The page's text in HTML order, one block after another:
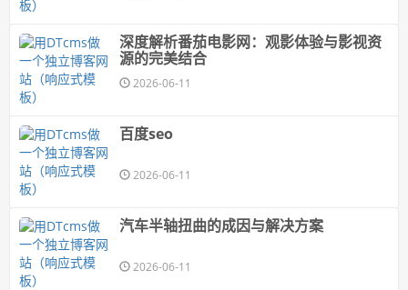
深度解析番茄电影网：观影体验与影视资
源的完美结合
2026-06-11
百度seo
2026-06-11
汽车半轴扭曲的成因与解决方案
2026-06-11